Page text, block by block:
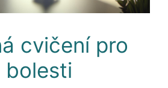
cvičení pro
bolesti